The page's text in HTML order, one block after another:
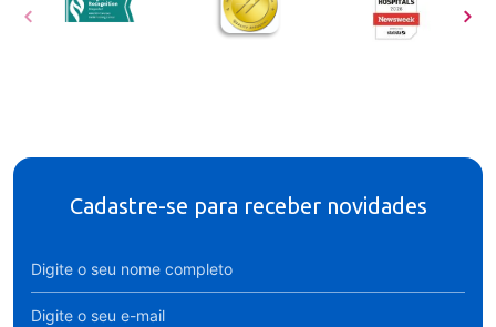
Cadastre-se para receber novidades